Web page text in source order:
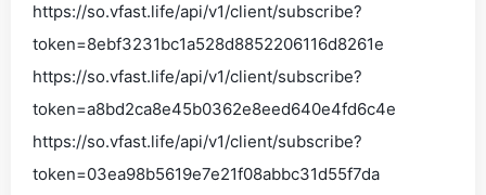
https://so.vfast.life/api/v1/client/subscribe?
token=8ebf3231bc1a528d8852206116d8261e
https://so.vfast.life/api/v1/client/subscribe?
token=a8bd2ca8e45b0362e8eed640e4fd6c4e
https://so.vfast.life/api/v1/client/subscribe?
token=03ea98b5619e7e21f08abbc31d55f7da